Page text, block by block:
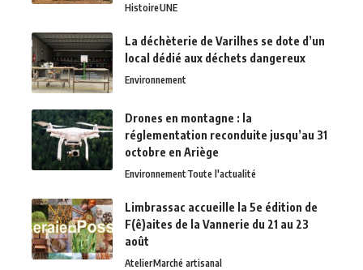
HistoireUNE
La déchèterie de Varilhes se dote d’un
local dédié aux déchets dangereux
Environnement
Drones en montagne : la
réglementation reconduite jusqu’au 31
octobre en Ariège
EnvironnementToute l'actualité
Limbrassac accueille la 5e édition de
F(ê)aites de la Vannerie du 21 au 23
août
AtelierMarché artisanal